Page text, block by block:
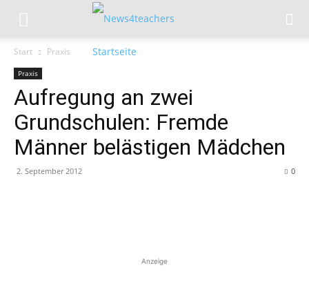
Start Praxis
Praxis
Aufregung an zwei
Grundschulen: Fremde
Männer belästigen Mädchen
2. September 2012 0
Anzeige